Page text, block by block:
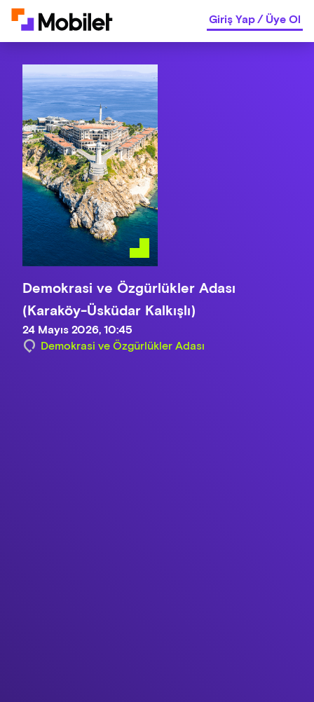
Giriş Yap/Üye Ol
Demokrasi ve Özgürlükler Adası
(Karaköy-Üsküdar Kalkışlı)
24 Mayıs 2026, 10:45
Demokrasi ve Özgürlükler Adası